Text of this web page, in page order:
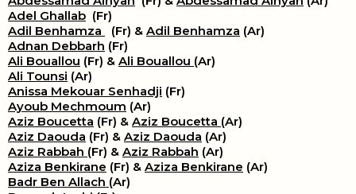
Adel Ghallab (Fr)
Adil Benhamza
(Fr) & Adil Benhamza (Ar)
Adnan Debbarh (Fr)
Ali Bouallou (Fr) & Ali Bouallou (Ar)
Ali Tounsi (Ar)
Anissa Mekouar Senhadji (Fr)
Ayoub Mechmoum (Ar)
Aziz Boucetta (Fr) & Aziz Boucetta (Ar)
Aziz Daouda (Fr) & Aziz Daouda (Ar)
Aziz Rabbah (Fr) & Aziz Rabbah (Ar)
Aziza Benkirane (Fr) & Aziza Benkirane (Ar)
Badr Ben Allach (Ar)